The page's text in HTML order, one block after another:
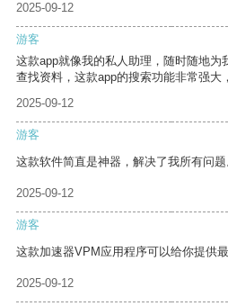
2025-09-12
游客
这款app就像我的私人助理，随时随地为
查找资料，这款app的搜索功能非常强大
2025-09-12
游客
这款软件简直是神器，解决了我所有问题
2025-09-12
游客
这款加速器VPM应用程序可以给你提供
2025-09-12